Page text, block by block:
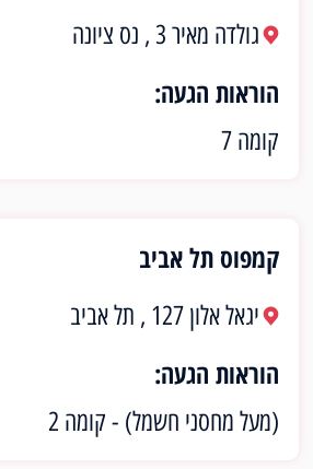
גולדה מאיר 3 , נס ציונה
הוראות הגעה:
קומה 7
קמפוס תל אביב
יגאל אלון 127 , תל אביב
הוראות הגעה:
(מעל מחסני חשמל) - קומה 2